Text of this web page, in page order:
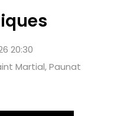
20:30
Martial, Paunat